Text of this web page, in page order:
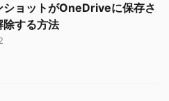
ショットがOneDriveに保存さ
除する方法